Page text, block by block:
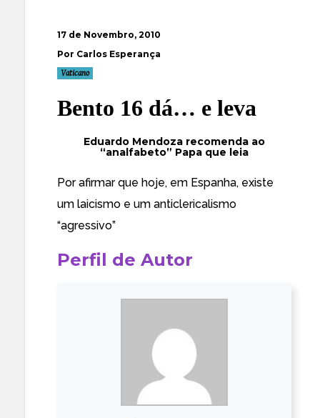
17 de Novembro, 2010
Por Carlos Esperança
Vaticano
Bento 16 dá… e leva
Eduardo Mendoza recomenda ao
“analfabeto” Papa que leia
Por afirmar que hoje, em Espanha, existe
um laicismo e um anticlericalismo
“agressivo”
Perfil de Autor